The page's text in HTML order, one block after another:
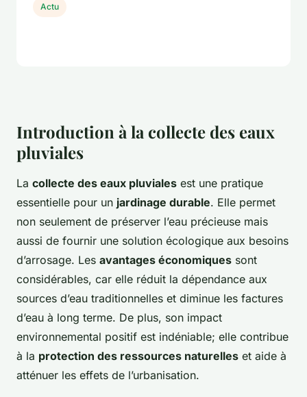
Introduction à la collecte des eaux
pluviales
La collecte des eaux pluviales est une pratique
essentielle pour un jardinage durable. Elle permet
non seulement de préserver l’eau précieuse mais
aussi de fournir une solution écologique aux besoins
d’arrosage. Les avantages économiques sont
considérables, car elle réduit la dépendance aux
sources d’eau traditionnelles et diminue les factures
d’eau à long terme. De plus, son impact
environnemental positif est indéniable; elle contribue
à la protection des ressources naturelles et aide à
atténuer les effets de l’urbanisation.
Actu